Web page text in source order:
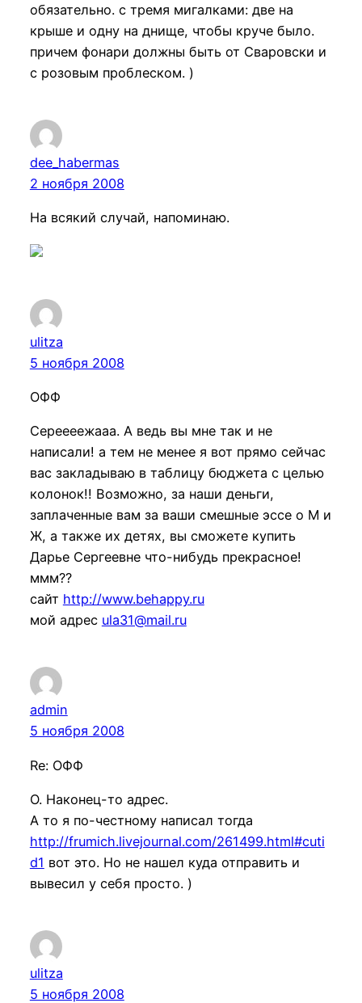
обязательно. с тремя мигалками: две на
крыше и одну на днище, чтобы круче было.
причем фонари должны быть от Сваровски и
с розовым проблеском. )
dee_habermas
2 ноября 2008
На всякий случай, напоминаю.
ulitza
5 ноября 2008
ОФФ
Сереееежааа. А ведь вы мне так и не
написали! а тем не менее я вот прямо сейчас
вас закладываю в таблицу бюджета с целью
колонок!! Возможно, за наши деньги,
заплаченные вам за ваши смешные эссе о М и
Ж, а также их детях, вы сможете купить
Дарье Сергеевне что-нибудь прекрасное!
ммм??
сайт http://www.behappy.ru
мой адрес ula31@mail.ru
admin
5 ноября 2008
Re: ОФФ
О. Наконец-то адрес.
А то я по-честному написал тогда
http://frumich.livejournal.com/261499.html#cuti
d1 вот это. Но не нашел куда отправить и
вывесил у себя просто. )
ulitza
5 ноября 2008